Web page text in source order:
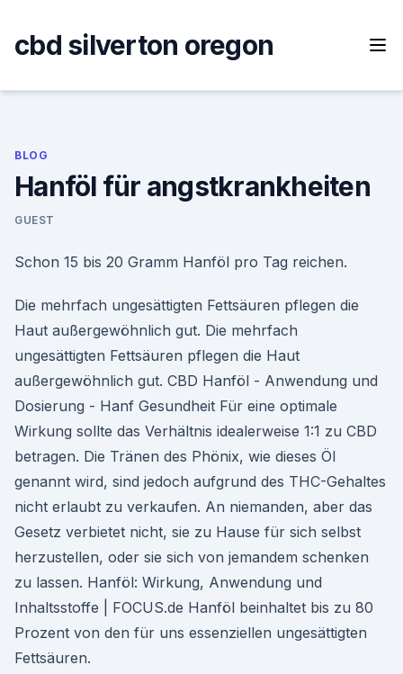
content
cbd silverton oregon
BLOG
Hanföl für angstkrankheiten
GUEST
Schon 15 bis 20 Gramm Hanföl pro Tag reichen.
Die mehrfach ungesättigten Fettsäuren pflegen die
Haut außergewöhnlich gut. Die mehrfach
ungesättigten Fettsäuren pflegen die Haut
außergewöhnlich gut. CBD Hanföl - Anwendung und
Dosierung - Hanf Gesundheit Für eine optimale
Wirkung sollte das Verhältnis idealerweise 1:1 zu CBD
betragen. Die Tränen des Phönix, wie dieses Öl
genannt wird, sind jedoch aufgrund des THC-Gehaltes
nicht erlaubt zu verkaufen. An niemanden, aber das
Gesetz verbietet nicht, sie zu Hause für sich selbst
herzustellen, oder sie sich von jemandem schenken
zu lassen. Hanföl: Wirkung, Anwendung und
Inhaltsstoffe | FOCUS.de Hanföl beinhaltet bis zu 80
Prozent von den für uns essenziellen ungesättigten
Fettsäuren.